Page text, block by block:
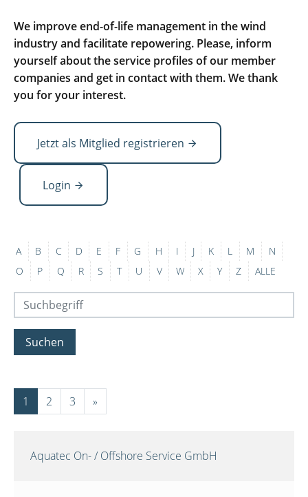
We improve end-of-life management in the wind
industry and facilitate repowering. Please, inform
yourself about the service profiles of our member
companies and get in contact with them. We thank
you for your interest.
Jetzt als Mitglied registrieren
Login
A B C D E F G H I J K L M
N
O
P Q R S T U V W X Y Z ALLE
Suchen
1 2 3 »
Aquatec On- / Offshore Service GmbH